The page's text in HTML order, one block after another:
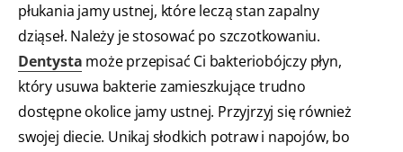
płukania jamy ustnej, które leczą stan zapalny
dziąseł. Należy je stosować po szczotkowaniu.
Dentysta może przepisać Ci bakteriobójczy płyn,
który usuwa bakterie zamieszkujące trudno
dostępne okolice jamy ustnej. Przyjrzyj się również
swojej diecie. Unikaj słodkich potraw i napojów, bo